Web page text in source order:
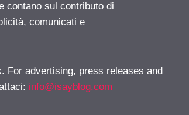
contano sul contributo di
comunicati e
For advertising, press releases and
: info@isayblog.com